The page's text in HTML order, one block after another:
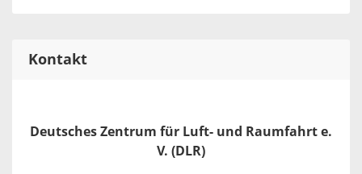
Kontakt
Deutsches Zentrum für Luft- und Raumfahrt e.
V. (DLR)